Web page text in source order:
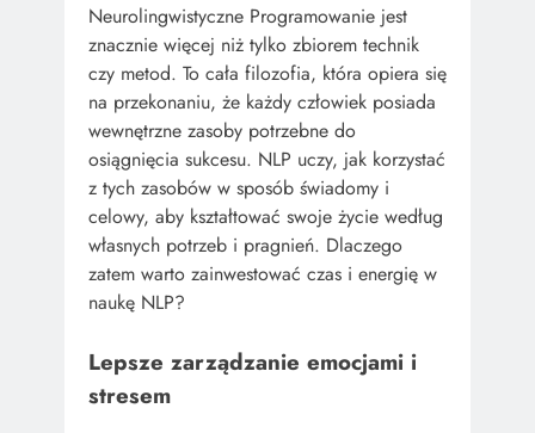
Neurolingwistyczne Programowanie jest
znacznie więcej niż tylko zbiorem technik
czy metod. To cała filozofia, która opiera się
na przekonaniu, że każdy człowiek posiada
wewnętrzne zasoby potrzebne do
osiągnięcia sukcesu. NLP uczy, jak korzystać
z tych zasobów w sposób świadomy i
celowy, aby kształtować swoje życie według
własnych potrzeb i pragnień. Dlaczego
zatem warto zainwestować czas i energię w
naukę NLP?
Lepsze zarządzanie emocjami i
stresem